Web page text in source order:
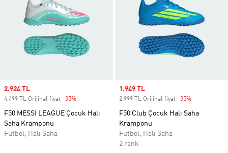
Sale price
2.924 TL
4.499 TL Orijinal fiyat -35%
F50 MESSI LEAGUE Çocuk Halı
Saha Kramponu
Futbol, Halı Saha
Sale price
1.949 TL
2.999 TL Orijinal fiyat -35%
F50 Club Çocuk Halı Saha
Kramponu
Futbol, Halı Saha
2 renk